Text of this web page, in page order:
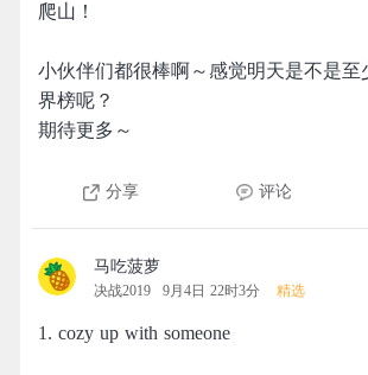
爬山！
小伙伴们都很棒啊～感觉明天是不是至
界榜呢？
期待更多～
分享 评论
马吃菠萝
决战2019 9月4日 22时3分 精选
1. cozy up with someone